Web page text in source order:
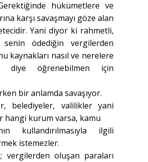
hükümetlere ve
karşı savaşmayı göze alan
Yani diyor ki rahmetli,
ödediğin vergilerden
kaynakları nasıl ve nerelere
diye öğrenebilmen için
bir anlamda savaşıyor.
belediyeler, valilikler yani
hangi kurum varsa, kamu
kullandırılmasıyla ilgili
istemezler.
vergilerden oluşan paraları